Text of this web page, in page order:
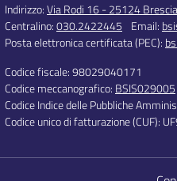
Indirizzo:Via Rodi 16 - 25124 Brescia
Centralino:030.2422445 Email:
Posta elettronica certificata (PEC):
Codice fiscale: 98029040171
Codice meccanografico: BSIS029005
Codice Indice delle Pubbliche
Codice unico di fatturazione (CUF):